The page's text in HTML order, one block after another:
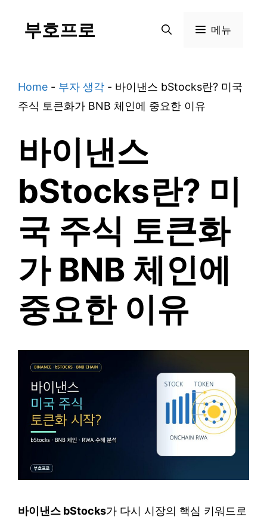
부호프로 메뉴
Home - 부자 생각 - 바이낸스 bStocks란? 미국
주식 토큰화가 BNB 체인에 중요한 이유
바이낸스
bStocks란? 미
국 주식 토큰화
가 BNB 체인에
중요한 이유
바이낸스 bStocks가 다시 시장의 핵심 키워드로